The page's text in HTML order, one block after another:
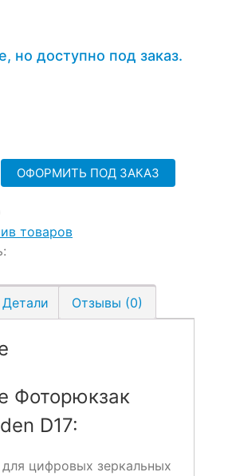
но доступно под заказ.
ОФОРМИТЬ ПОД ЗАКАЗ
товаров
Детали Отзывы (0)
Фоторюкзак
D17:
цифровых зеркальных